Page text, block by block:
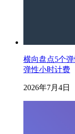
横向盘点5个
弹性小时计费
2026年7月4日